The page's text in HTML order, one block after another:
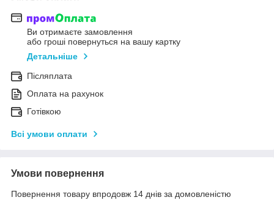
Ви отримаєте замовлення
або гроші повернуться на вашу картку
Детальніше
Післяплата
Оплата на рахунок
Готівкою
Всі умови оплати
Умови повернення
Повернення товару впродовж 14 днів за домовленістю